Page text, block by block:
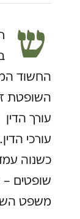
ש
החשוד
השופטת
עורך
עורכי
כשנוה
שופטים –
משפט